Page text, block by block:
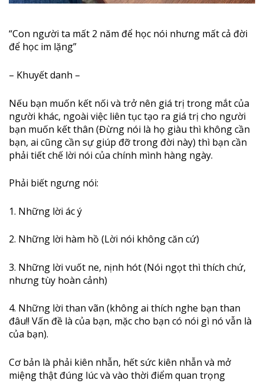
“Con người ta mất 2 năm để học nói nhưng mất cả đời
để học im lặng”
– Khuyết danh –
Nếu bạn muốn kết nối và trở nên giá trị trong mắt của
người khác, ngoài việc liên tục tạo ra giá trị cho người
bạn muốn kết thân (Đừng nói là họ giàu thì không cần
bạn, ai cũng cần sự giúp đỡ trong đời này) thì bạn cần
phải tiết chế lời nói của chính mình hàng ngày.
Phải biết ngưng nói:
1. Những lời ác ý
2. Những lời hàm hồ (Lời nói không căn cứ)
3. Những lời vuốt ne, nịnh hót (Nói ngọt thì thích chứ,
nhưng tùy hoàn cảnh)
4. Những lời than vãn (không ai thích nghe bạn than
đâu!! Vấn đề là của bạn, mặc cho bạn có nói gì nó vẫn là
của bạn).
Cơ bản là phải kiên nhẫn, hết sức kiên nhẫn và mở
miệng thật đúng lúc và vào thời điểm quan trọng